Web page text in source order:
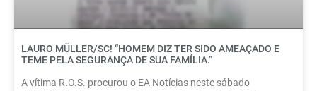
LAURO MÜLLER/SC! “HOMEM DIZ TER SIDO AMEAÇADO E
TEME PELA SEGURANÇA DE SUA FAMÍLIA.”
A vítima R.O.S. procurou o EA Notícias neste sábado